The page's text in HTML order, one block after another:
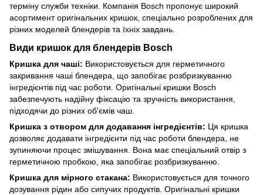
терміну служби техніки. Компанія Bosch пропонує широкий
асортимент оригінальних кришок, спеціально розроблених для
різних моделей блендерів та їхніх завдань.
Види кришок для блендерів Bosch
Кришка для чаші: Використовується для герметичного
закривання чаші блендера, що запобігає розбризкуванню
інгредієнтів під час роботи. Оригінальні кришки Bosch
забезпечують надійну фіксацію та зручність використання,
підходячи до різних об'ємів чаш.
Кришка з отвором для додавання інгредієнтів: Ця кришка
дозволяє додавати інгредієнти під час роботи блендера, не
зупиняючи процес змішування. Вона має спеціальний отвір з
герметичною пробкою, яка запобігає розбризкуванню.
Кришка для мірного стакана: Використовується для точного
дозування рідин або сипучих продуктів. Оригінальні кришки